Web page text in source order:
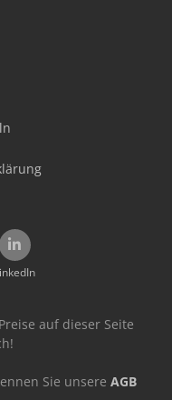
auf dieser Seite
Sie unsere AGB